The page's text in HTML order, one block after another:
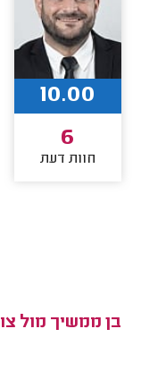
10.00
6
חוות דעת
בן ממשיך מול